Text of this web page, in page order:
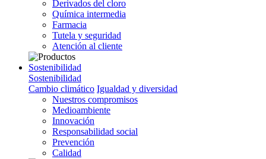
Derivados del cloro
Química intermedia
Farmacia
Tutela y seguridad
Atención al cliente
Sostenibilidad
Sostenibilidad
Cambio climático Igualdad y diversidad
Nuestros compromisos
Medioambiente
Innovación
Responsabilidad social
Prevención
Calidad